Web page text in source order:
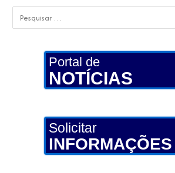
Portal de
NOTÍCIAS
Solicitar
INFORMAÇÕES